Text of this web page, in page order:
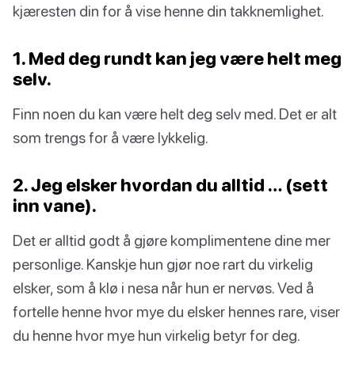
kjæresten din for å vise henne din takknemlighet.
1. Med deg rundt kan jeg være helt meg
selv.
Finn noen du kan være helt deg selv med. Det er alt
som trengs for å være lykkelig.
2. Jeg elsker hvordan du alltid … (sett
inn vane).
Det er alltid godt å gjøre komplimentene dine mer
personlige. Kanskje hun gjør noe rart du virkelig
elsker, som å klø i nesa når hun er nervøs. Ved å
fortelle henne hvor mye du elsker hennes rare, viser
du henne hvor mye hun virkelig betyr for deg.